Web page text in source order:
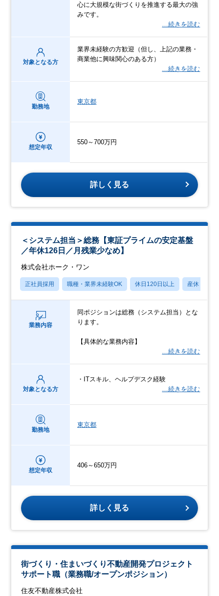
心に大規模な街づくりを推進する最大の強
みです。
…続きを読む
対象となる方
業界未経験の方歓迎（但し、上記の業務・
商業他に興味関心のある方）
…続きを読む
勤務地
東京都
想定年収
550～700万円
詳しく見る
＜システム担当＞総務【東証プライムの安定基盤
／年休126日／月残業少なめ】
株式会社ホーク・ワン
正社員採用 職種・業界未経験OK 休日120日以上 産休・育休
業務内容
同ポジションは総務（システム担当）とな
ります。
【具体的な業務内容】
…続きを読む
対象となる方
・ITスキル、ヘルプデスク経験
…続きを読む
勤務地
東京都
想定年収
406～650万円
詳しく見る
街づくり・住まいづくり不動産開発プロジェクト
サポート職（業務職/オープンポジション）
住友不動産株式会社